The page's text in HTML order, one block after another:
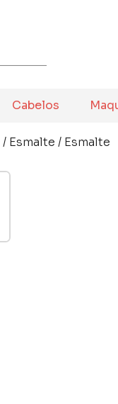
Cabelos
/ Esmalte / Esmalte